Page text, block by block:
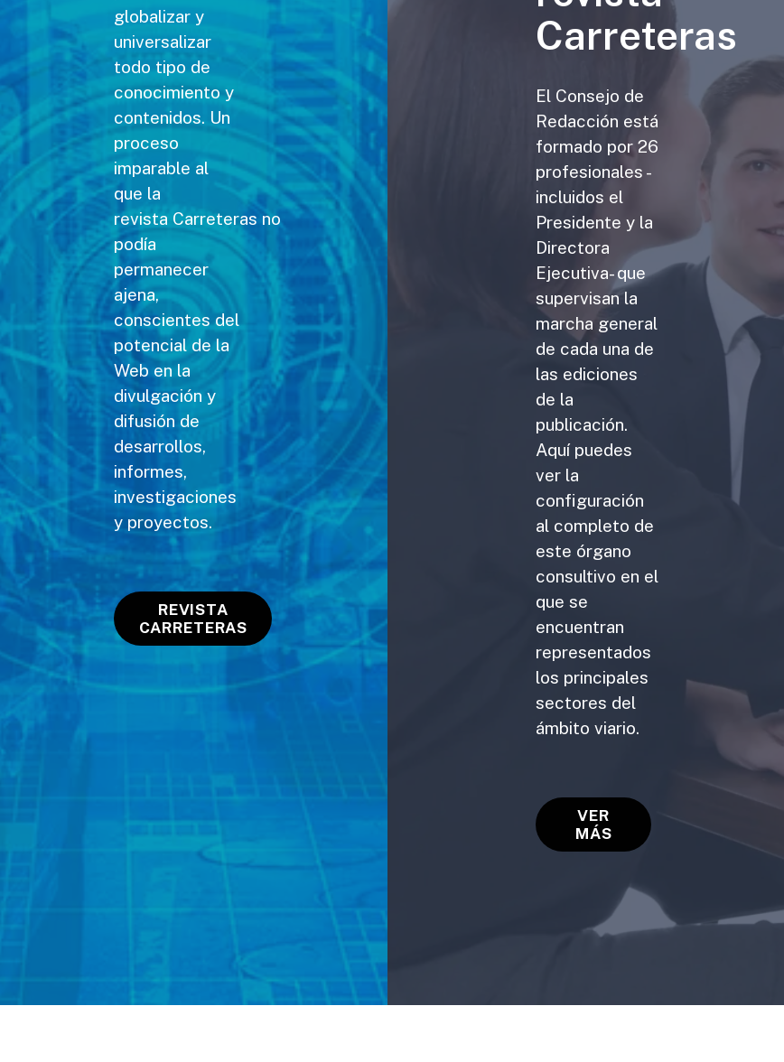
globalizar y
universalizar
todo tipo de
conocimiento y
contenidos. Un
proceso
imparable al
que la
revista Carreteras no
podía
permanecer
ajena,
conscientes del
potencial de la
Web en la
divulgación y
difusión de
desarrollos,
informes,
investigaciones
y proyectos.
REVISTA
CARRETERAS
Carreteras
El Consejo de
Redacción está
formado por 26
profesionales -
incluidos el
Presidente y la
Directora
Ejecutiva- que
supervisan la
marcha general
de cada una de
las ediciones
de la
publicación.
Aquí puedes
ver la
configuración
al completo de
este órgano
consultivo en el
que se
encuentran
representados
los principales
sectores del
ámbito viario.
VER
MÁS